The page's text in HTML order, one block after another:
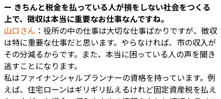
ー きちんと税金を払っている人が損をしない社会をつくる
上で、徴収は本当に重要なお仕事なんですね。
山口さん ：役所の中の仕事は大切な仕事ばかりですが、徴収
は特に重要な仕事だと思います。やらなければ、市の収入が
その分減るからです。また、本当に困っている人の声を聞き
逃すことになります。
私はファイナンシャルプランナーの資格を持っています。例
えば、住宅ローンはギリギリ払えるけれど固定資産税を払え